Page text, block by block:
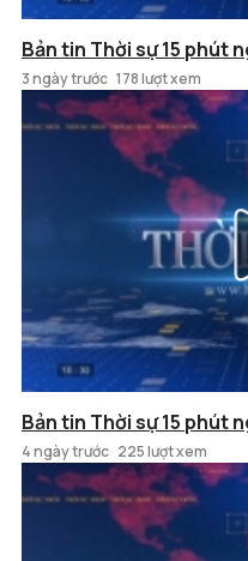
Bản tin Thời sự 15 phút
3 ngày trước 178 lượt xem
Bản tin Thời sự 15 phút
4 ngày trước 225 lượt xem